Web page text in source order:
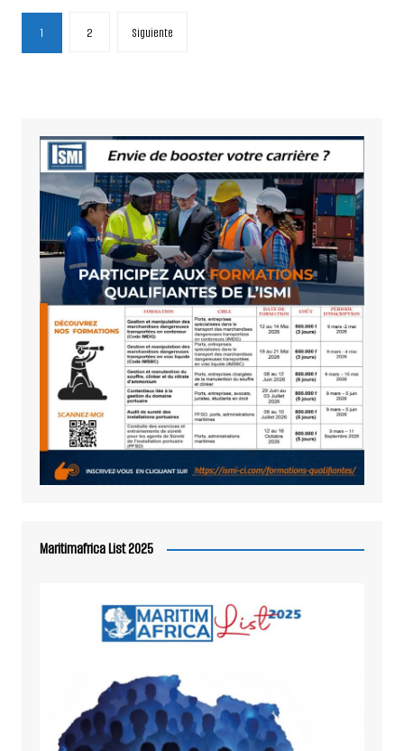
Paginación
de
1 2 Siguiente
Maritimafrica List 2025